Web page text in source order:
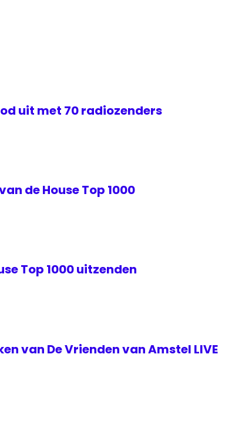
uit met 70 radiozenders
de House Top 1000
Top 1000 uitzenden
van De Vrienden van Amstel LIVE